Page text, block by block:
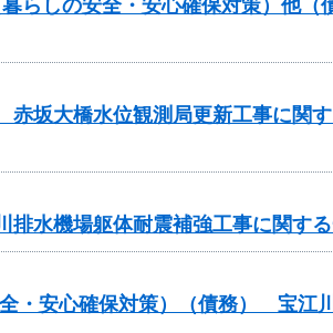
しの安全・安心確保対策）他（
坂大橋水位観測局更新工事に関
水機場躯体耐震補強工事に関す
・安心確保対策）（債務） 宝